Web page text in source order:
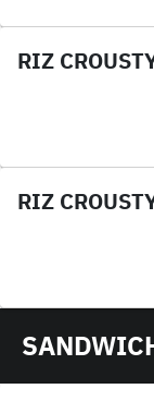
RIZ
RIZ